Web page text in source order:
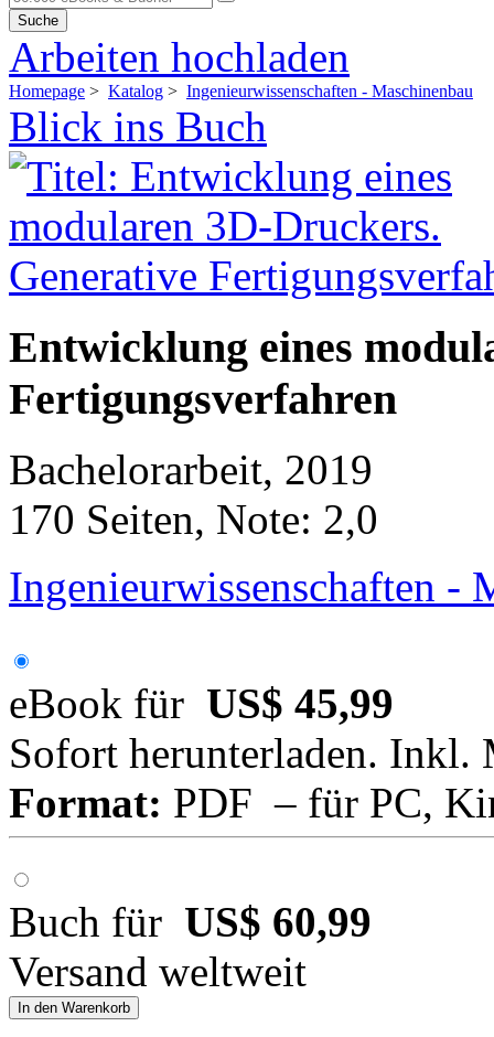
Suche
Arbeiten hochladen
Homepage > Katalog > Ingenieurwissenschaften - Maschinenbau
Blick ins Buch
Entwicklung eines
Fertigungsverfahren
Bachelorarbeit, 2019
170 Seiten, Note: 2,0
Ingenieurwissenschaften -
eBook für US$ 45,99
Sofort herunterladen. Inkl.
Format: PDF – für PC,
Buch für US$ 60,99
Versand weltweit
In den Warenkorb